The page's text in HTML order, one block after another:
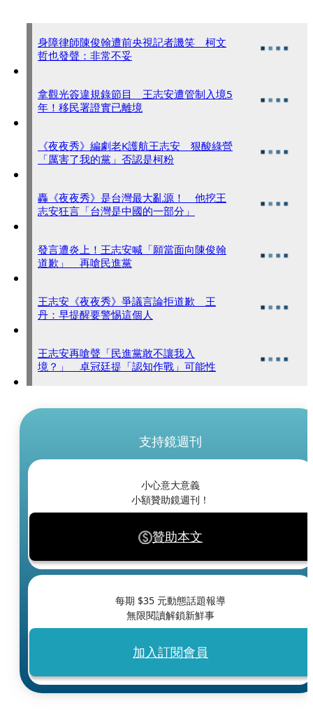
身障律師陳俊翰遭前央視記者譏笑 柯文
哲也發聲：非常不妥
拿觀光簽違規錄節目 王志安遭管制入境5
年！移民署證實已離境
《夜夜秀》編劇老K護航王志安 狠酸綠營
「厲害了我的黨」否認是柯粉
轟《夜夜秀》是台灣最大亂源！ 他挖王
志安狂言「台灣是中國的一部分」
發言遭炎上！王志安喊「願當面向陳俊翰
道歉」 再嗆民進黨
王志安《夜夜秀》爭議言論拒道歉 王
丹：早提醒要警惕這個人
王志安再嗆聲「民進黨敢不讓我入
境？」 卓冠廷提「認知作戰」可能性
支持鏡週刊
小心意大意義
小額贊助鏡週刊！
贊助本文
每期 $35 元動態話題報導
無限閱讀解鎖新鮮事
加入訂閱會員